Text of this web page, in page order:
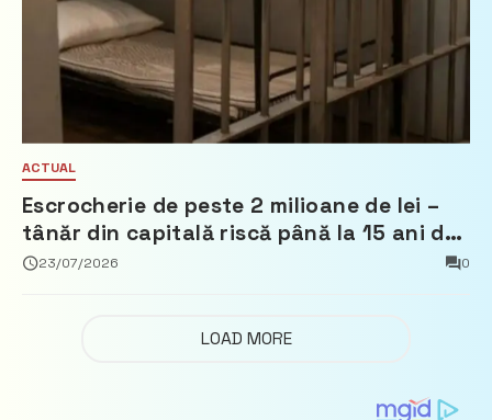
ACTUAL
Escrocherie de peste 2 milioane de lei –
tânăr din capitală riscă până la 15 ani de
închisoare
23/07/2026 0
LOAD MORE